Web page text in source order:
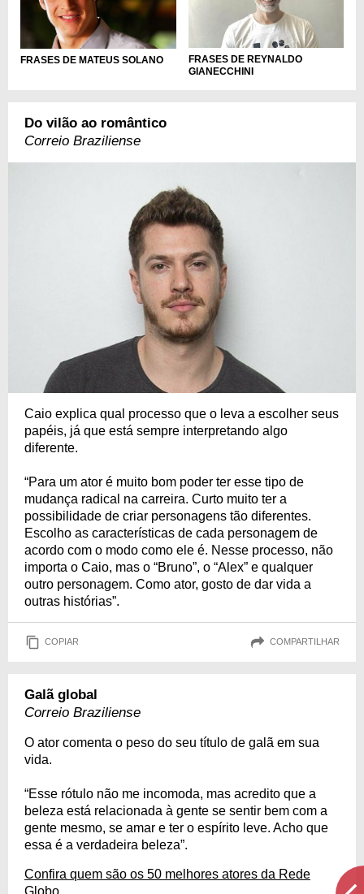
FRASES DE MATEUS SOLANO
FRASES DE REYNALDO
GIANECCHINI
Do vilão ao romântico
Correio Braziliense
Caio explica qual processo que o leva a escolher seus
papéis, já que está sempre interpretando algo
diferente.
“Para um ator é muito bom poder ter esse tipo de
mudança radical na carreira. Curto muito ter a
possibilidade de criar personagens tão diferentes.
Escolho as características de cada personagem de
acordo com o modo como ele é. Nesse processo, não
importa o Caio, mas o “Bruno”, o “Alex” e qualquer
outro personagem. Como ator, gosto de dar vida a
outras histórias”.
COPIAR COMPARTILHAR
Galã global
Correio Braziliense
O ator comenta o peso do seu título de galã em sua
vida.
“Esse rótulo não me incomoda, mas acredito que a
beleza está relacionada à gente se sentir bem com a
gente mesmo, se amar e ter o espírito leve. Acho que
essa é a verdadeira beleza”.
Confira quem são os 50 melhores atores da Rede
Globo